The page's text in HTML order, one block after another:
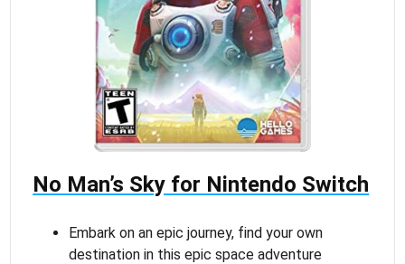
No Man’s Sky for Nintendo Switch
Embark on an epic journey, find your own
destination in this epic space adventure